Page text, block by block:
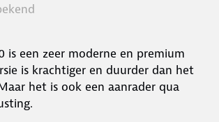
is een zeer moderne en premium
is krachtiger en duurder dan het
het is ook een aanrader qua